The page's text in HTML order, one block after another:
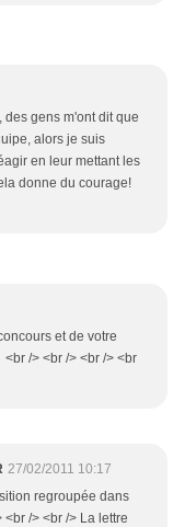
des gens m'ont dit que
alors je suis
en leur mettant les
donne du courage!
et de votre
/> <br /> <br /> <br
27/02/2011 10:17
regroupée dans
<br /> <br /> La lettre